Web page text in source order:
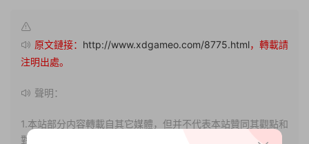
原文鏈接： http://www.xdgameo.com/8775.html，轉載請
注明出處。
聲明：
1.本站部分内容轉載自其它媒體，但并不代表本站贊同其觀點和
對其真實性負責。